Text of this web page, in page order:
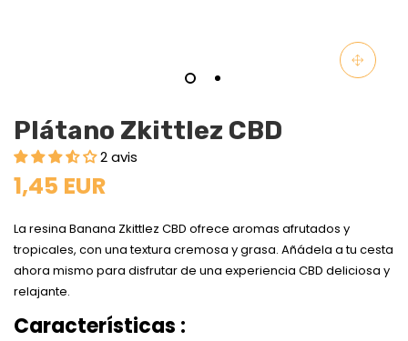
Plátano Zkittlez CBD
2 avis
1,45 EUR
La resina Banana Zkittlez CBD ofrece aromas afrutados y
tropicales, con una textura cremosa y grasa. Añádela a tu cesta
ahora mismo para disfrutar de una experiencia CBD deliciosa y
relajante.
Características :